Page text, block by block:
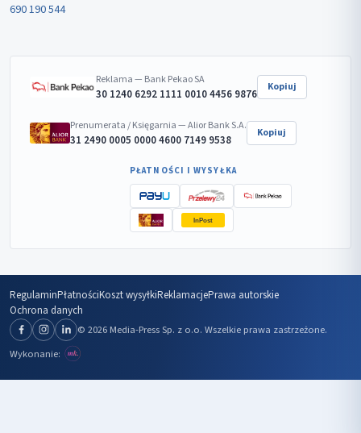
690 190 544
Reklama — Bank Pekao SA
30 1240 6292 1111 0010 4456 9876 Kopiuj
Prenumerata / Księgarnia — Alior Bank S.A.
31 2490 0005 0000 4600 7149 9538 Kopiuj
PŁATNOŚCI I WYSYŁKA
InPost
RegulaminPłatnościKoszt wysyłkiReklamacjePrawa autorskie
Ochrona danych
© 2026 Media-Press Sp. z o.o. Wszelkie prawa zastrzeżone.
Wykonanie: